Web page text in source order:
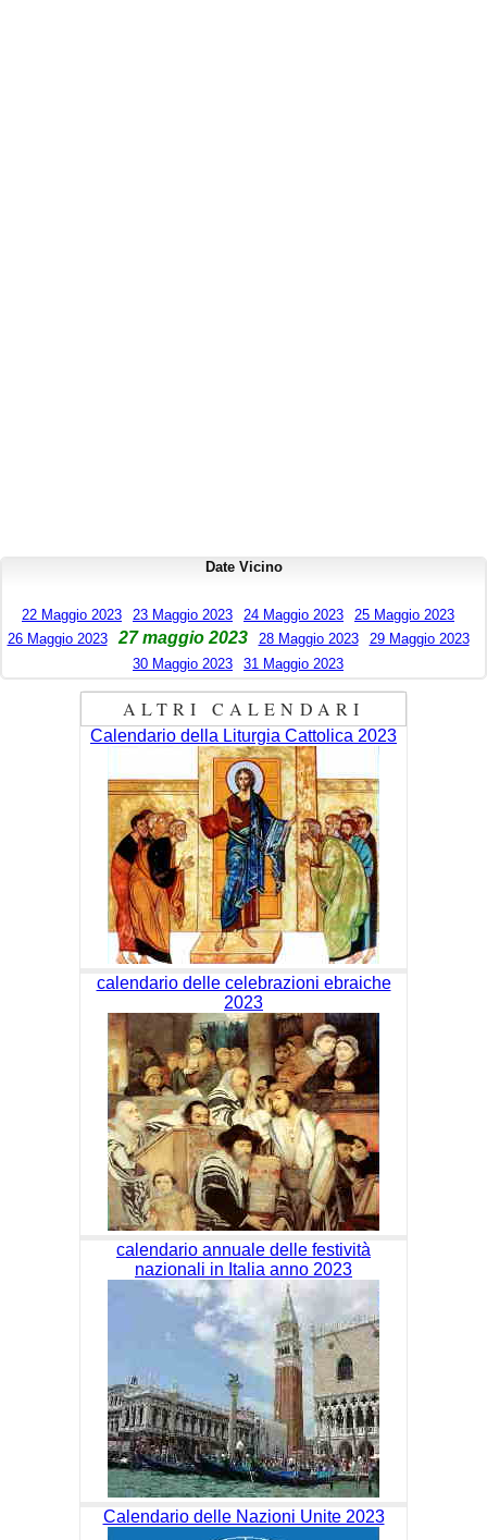
Date Vicino
22 Maggio 2023 23 Maggio 2023 24 Maggio 2023
25 Maggio 2023
26 Maggio 2023
27 maggio 2023 28 Maggio 2023
29 Maggio 2023
30 Maggio 2023
31 Maggio 2023
ALTRI CALENDARI
Calendario della Liturgia Cattolica 2023
calendario delle celebrazioni ebraiche
2023
calendario annuale delle festività
nazionali in Italia anno 2023
Calendario delle Nazioni Unite 2023